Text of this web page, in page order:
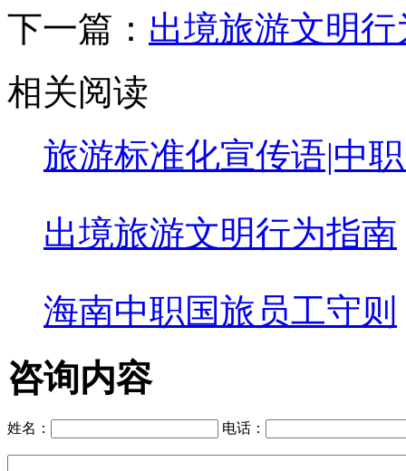
下一篇： 出境旅游文明
相关阅读
旅游标准化宣传语|中
出境旅游文明行为指南
海南中职国旅员工守则
咨询内容
姓名： 电话：